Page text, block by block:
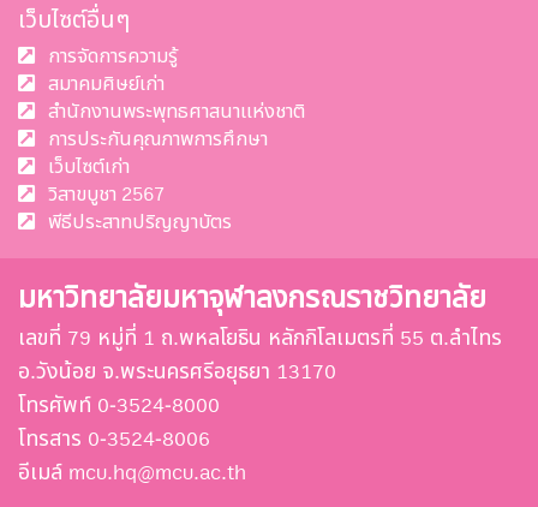
เว็บไซต์อื่นๆ
การจัดการความรู้
สมาคมศิษย์เก่า
สำนักงานพระพุทธศาสนาแห่งชาติ
การประกันคุณภาพการศึกษา
เว็บไซต์เก่า
วิสาขบูชา 2567
พีธีประสาทปริญญาบัตร
มหาวิทยาลัยมหาจุฬาลงกรณราชวิทยาลัย
เลขที่ 79 หมู่ที่ 1 ถ.พหลโยธิน หลักกิโลเมตรที่ 55 ต.ลำไทร
อ.วังน้อย จ.พระนครศรีอยุธยา 13170
โทรศัพท์ 0-3524-8000
โทรสาร 0-3524-8006
อีเมล์ mcu.hq@mcu.ac.th